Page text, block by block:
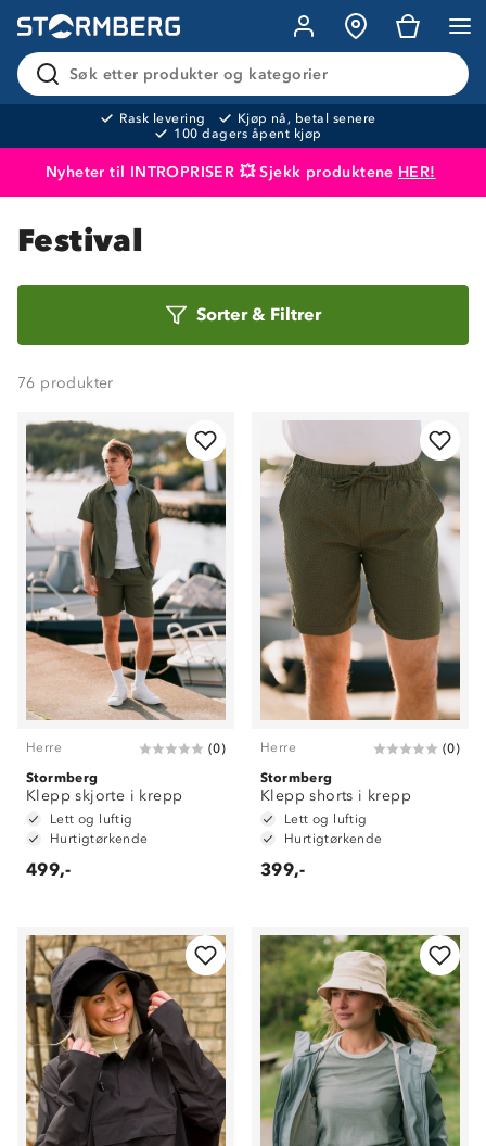
Søk etter produkter og kategorier
Rask levering
Kjøp nå, betal senere
100 dagers åpent kjøp
Nyheter til INTROPRISER 💥 Sjekk produktene HER!
Produktet er lagt i handlekurven
Festival
Sorter& Filtrer
76 produkter
Herre (0)
Stormberg
Klepp skjorte i krepp
Lett og luftig
Hurtigtørkende
499,-
Herre (0)
Stormberg
Klepp shorts i krepp
Lett og luftig
Hurtigtørkende
399,-